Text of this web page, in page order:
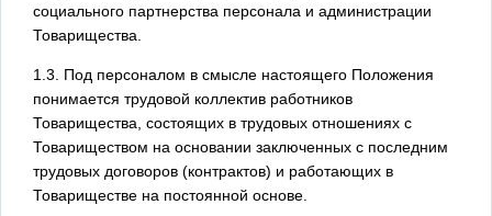
социального партнерства персонала и администрации
Товарищества.
1.3. Под персоналом в смысле настоящего Положения
понимается трудовой коллектив работников
Товарищества, состоящих в трудовых отношениях с
Товариществом на основании заключенных с последним
трудовых договоров (контрактов) и работающих в
Товариществе на постоянной основе.